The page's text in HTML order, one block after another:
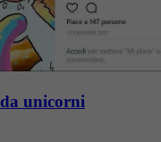
unicorni